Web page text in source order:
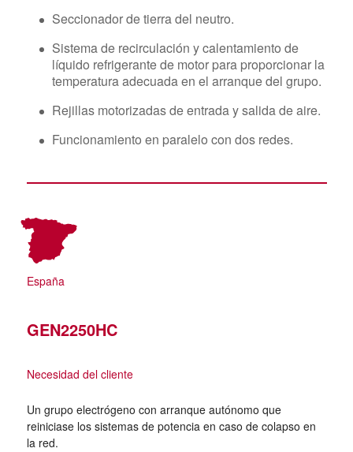
Seccionador de tierra del neutro.
Sistema de recirculación y calentamiento de
líquido refrigerante de motor para proporcionar la
temperatura adecuada en el arranque del grupo.
Rejillas motorizadas de entrada y salida de aire.
Funcionamiento en paralelo con dos redes.
España
GEN2250HC
Necesidad del cliente
Un grupo electrógeno con arranque autónomo que
reiniciase los sistemas de potencia en caso de colapso en
la red.